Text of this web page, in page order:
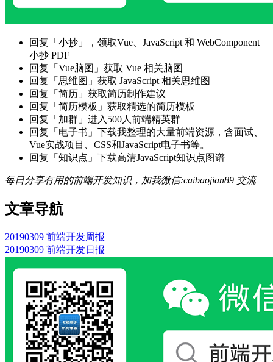
回复「小抄」，领取Vue、JavaScript 和 WebComponent
小抄 PDF
回复「Vue脑图」获取 Vue 相关脑图
回复「思维图」获取 JavaScript 相关思维图
回复「简历」获取简历制作建议
回复「简历模板」获取精选的简历模板
回复「加群」进入500人前端精英群
回复「电子书」下载我整理的大量前端资源，含面试、
Vue实战项目、CSS和JavaScript电子书等。
回复「知识点」下载高清JavaScript知识点图谱
每日分享有用的前端开发知识，加我微信:caibaojian89 交流
文章导航
20190309 前端开发周报
20190309 前端开发日报